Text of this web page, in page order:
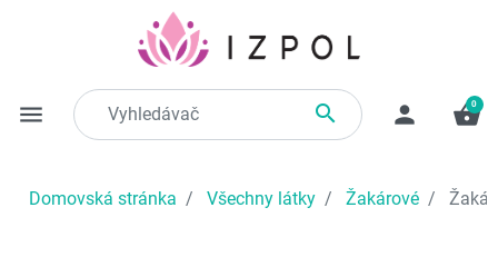
menu  person shopping_basket
0
Domovská stránka Všechny látky Žakárové